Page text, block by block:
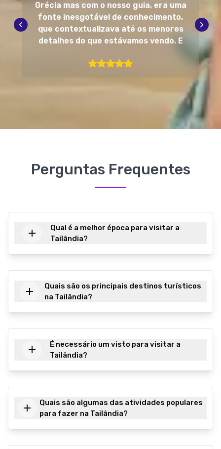
Grécia mas com o nosso guia, era uma
fonte inesgotável de conhecimento,
que contextualizava até os menores
detalhes do que estávamos vendo. E
Perguntas Frequentes
Qual é a melhor época para visitar a
Tailândia?
Quais são os principais destinos turísticos
na Tailândia?
É necessário um visto para visitar a
Tailândia?
Quais são algumas das atividades populares
para fazer na Tailândia?